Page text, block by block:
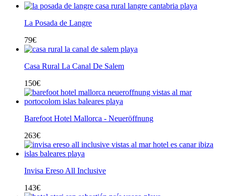
La Posada de Langre
79€
Casa Rural La Canal De Salem
150€
Barefoot Hotel Mallorca - Neueröffnung
263€
Invisa Ereso All Inclusive
143€